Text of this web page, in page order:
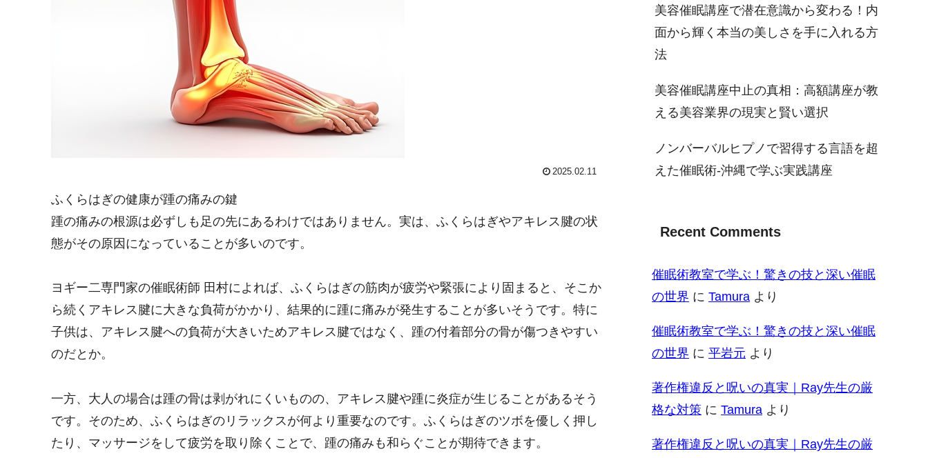
2025.02.11
ふくらはぎの健康が踵の痛みの鍵
踵の痛みの根源は必ずしも足の先にあるわけではありません。実は、ふくらはぎやアキレス腱の状
態がその原因になっていることが多いのです。
ヨギー二専門家の催眠術師 田村によれば、ふくらはぎの筋肉が疲労や緊張により固まると、そこか
ら続くアキレス腱に大きな負荷がかかり、結果的に踵に痛みが発生することが多いそうです。特に
子供は、アキレス腱への負荷が大きいためアキレス腱ではなく、踵の付着部分の骨が傷つきやすい
のだとか。
一方、大人の場合は踵の骨は剥がれにくいものの、アキレス腱や踵に炎症が生じることがあるそう
です。そのため、ふくらはぎのリラックスが何より重要なのです。ふくらはぎのツボを優しく押し
たり、マッサージをして疲労を取り除くことで、踵の痛みも和らぐことが期待できます。
美容催眠講座で潜在意識から変わる！内
面から輝く本当の美しさを手に入れる方
法
美容催眠講座中止の真相：高額講座が教
える美容業界の現実と賢い選択
ノンバーバルヒプノで習得する言語を超
えた催眠術-沖縄で学ぶ実践講座
Recent Comments
催眠術教室で学ぶ！驚きの技と深い催眠
の世界 に Tamura より
催眠術教室で学ぶ！驚きの技と深い催眠
の世界 に 平岩元 より
著作権違反と呪いの真実｜Ray先生の厳
格な対策 に Tamura より
著作権違反と呪いの真実｜Ray先生の厳